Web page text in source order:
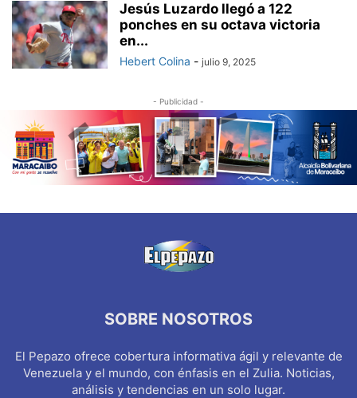
Jesús Luzardo llegó a 122
ponches en su octava victoria
en...
Hebert Colina - julio 9, 2025
- Publicidad -
SOBRE NOSOTROS
El Pepazo ofrece cobertura informativa ágil y relevante de
Venezuela y el mundo, con énfasis en el Zulia. Noticias,
análisis y tendencias en un solo lugar.